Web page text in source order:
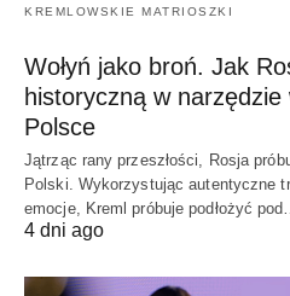
KREMLOWSKIE MATRIOSZKI
Wołyń jako broń. Jak
historyczną w
Polsce
Jątrząc rany przeszłości, Rosja
Polski. Wykorzystując autentyczne
emocje, Kreml próbuje podłożyć pod…
4 dni ago